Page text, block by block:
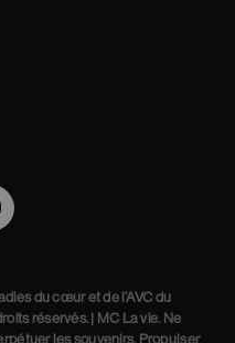
du cœur et de l’AVC du
réservés. | MC La vie. Ne
les souvenirs. Propulser